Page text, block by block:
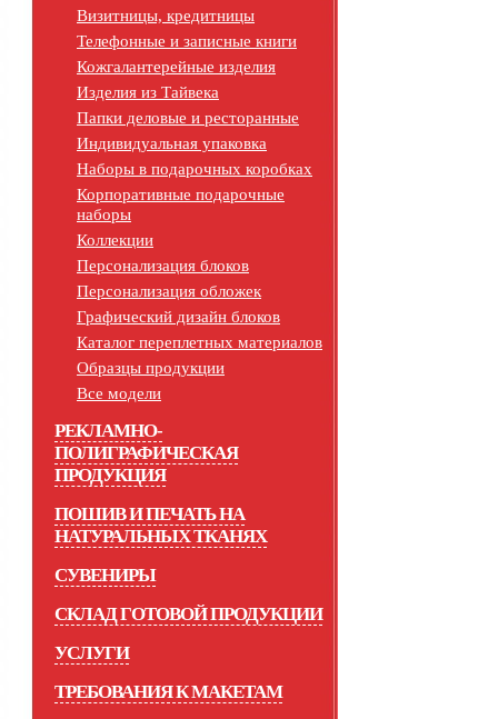
Визитницы, кредитницы
Телефонные и записные книги
Кожгалантерейные изделия
Изделия из Тайвека
Папки деловые и ресторанные
Индивидуальная упаковка
Наборы в подарочных коробках
Корпоративные подарочные
наборы
Коллекции
Персонализация блоков
Персонализация обложек
Графический дизайн блоков
Каталог переплетных материалов
Образцы продукции
Все модели
РЕКЛАМНО-
ПОЛИГРАФИЧЕСКАЯ
ПРОДУКЦИЯ
ПОШИВ И ПЕЧАТЬ НА
НАТУРАЛЬНЫХ ТКАНЯХ
СУВЕНИРЫ
СКЛАД ГОТОВОЙ ПРОДУКЦИИ
УСЛУГИ
ТРЕБОВАНИЯ К МАКЕТАМ